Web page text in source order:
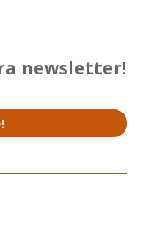
newsletter!